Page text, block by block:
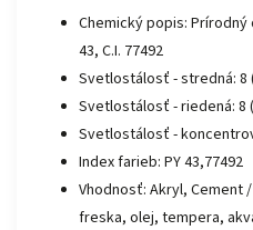
Chemický popis: Prírodný
43, C.I. 77492
Svetlostálosť - stredná: 8
Svetlostálosť - riedená: 8
Svetlostálosť -
Index farieb: PY 43,77492
Vhodnosť: Akryl, Cement
freska, olej, tempera,